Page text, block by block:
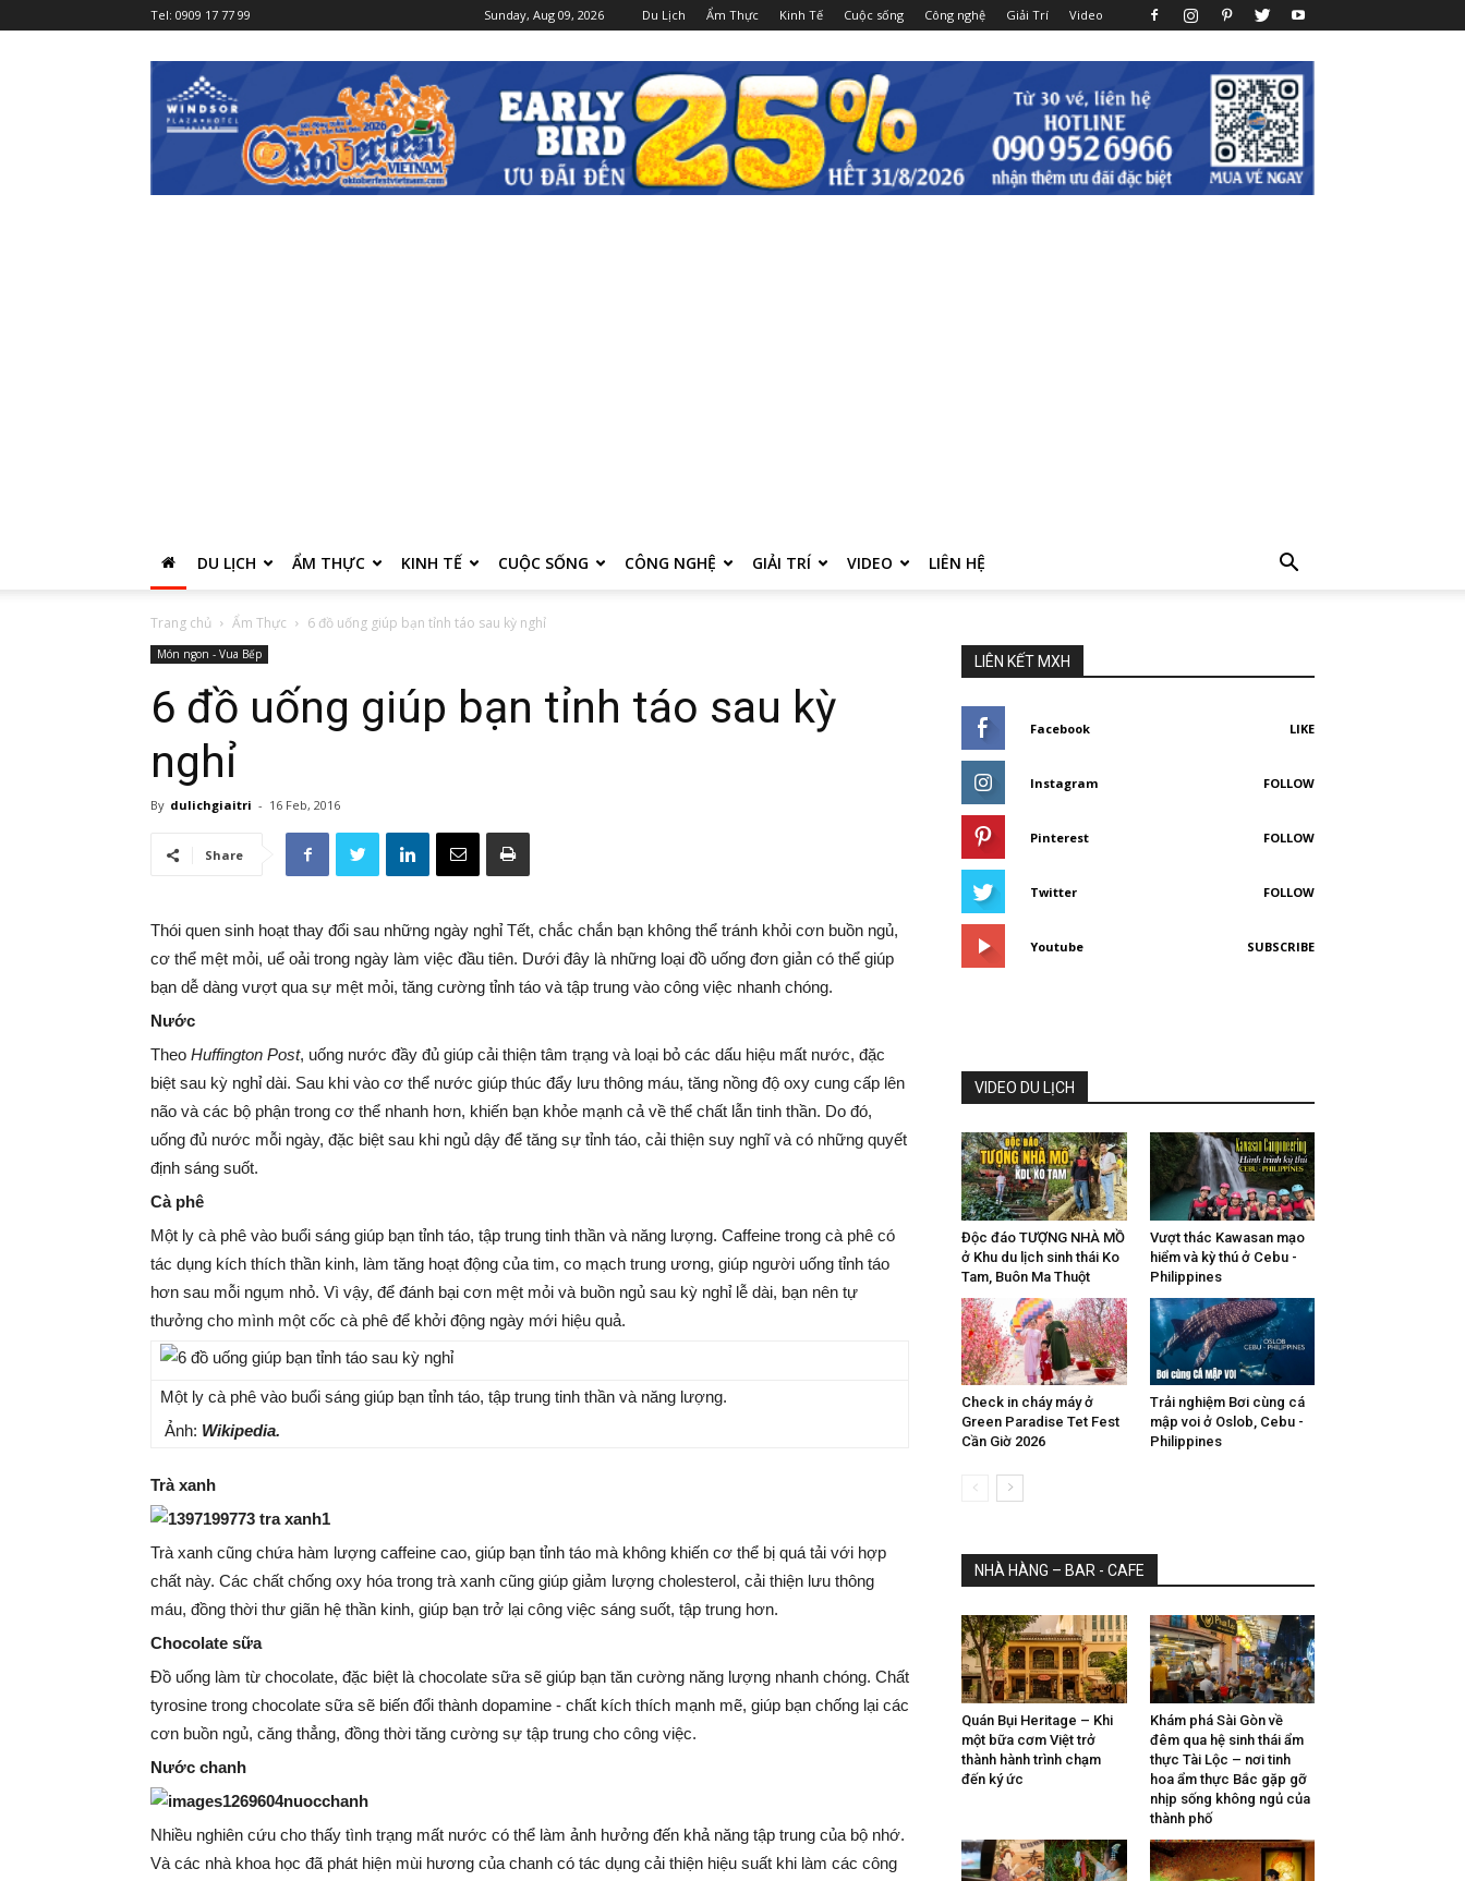
Sunday, Aug 09, 2026 Du Lịch Ẩm Thực Kinh Tế Cuộc sống Công nghệ Giải Trí Video
Tel: 0909 17 77 99
Dulichgiaitri
DU LỊCH ẨM THỰC KINH TẾ CUỘC SỐNG CÔNG NGHỆ GIẢI TRÍ VIDEO LIÊN HỆ
Trang chủ Ẩm Thực 6 đồ uống giúp bạn tỉnh táo sau kỳ nghỉ
Món ngon - Vua Bếp
6 đồ uống giúp bạn tỉnh táo sau kỳ
nghỉ
By dulichgiaitri - 16 Feb, 2016
Share
Thói quen sinh hoạt thay đổi sau những ngày nghỉ Tết, chắc chắn bạn không thể tránh khỏi cơn buồn ngủ,
cơ thể mệt mỏi, uể oải trong ngày làm việc đầu tiên. Dưới đây là những loại đồ uống đơn giản có thể giúp
bạn dễ dàng vượt qua sự mệt mỏi, tăng cường tỉnh táo và tập trung vào công việc nhanh chóng.
Nước
Theo Huffington Post, uống nước đầy đủ giúp cải thiện tâm trạng và loại bỏ các dấu hiệu mất nước, đặc
biệt sau kỳ nghỉ dài. Sau khi vào cơ thể nước giúp thúc đẩy lưu thông máu, tăng nồng độ oxy cung cấp lên
não và các bộ phận trong cơ thể nhanh hơn, khiến bạn khỏe mạnh cả về thể chất lẫn tinh thần. Do đó,
uống đủ nước mỗi ngày, đặc biệt sau khi ngủ dậy để tăng sự tỉnh táo, cải thiện suy nghĩ và có những quyết
định sáng suốt.
Cà phê
Một ly cà phê vào buổi sáng giúp bạn tỉnh táo, tập trung tinh thần và năng lượng. Caffeine trong cà phê có
tác dụng kích thích thần kinh, làm tăng hoạt động của tim, co mạch trung ương, giúp người uống tỉnh táo
hơn sau mỗi ngụm nhỏ. Vì vậy, để đánh bại cơn mệt mỏi và buồn ngủ sau kỳ nghỉ lễ dài, bạn nên tự
thưởng cho mình một cốc cà phê để khởi động ngày mới hiệu quả.
Một ly cà phê vào buổi sáng giúp bạn tỉnh táo, tập trung tinh thần và năng lượng.
Ảnh: Wikipedia.
Trà xanh
Trà xanh cũng chứa hàm lượng caffeine cao, giúp bạn tỉnh táo mà không khiến cơ thể bị quá tải với hợp
chất này. Các chất chống oxy hóa trong trà xanh cũng giúp giảm lượng cholesterol, cải thiện lưu thông
máu, đồng thời thư giãn hệ thần kinh, giúp bạn trở lại công việc sáng suốt, tập trung hơn.
Chocolate sữa
Đồ uống làm từ chocolate, đặc biệt là chocolate sữa sẽ giúp bạn tăn cường năng lượng nhanh chóng. Chất
tyrosine trong chocolate sữa sẽ biến đổi thành dopamine - chất kích thích mạnh mẽ, giúp bạn chống lại các
cơn buồn ngủ, căng thẳng, đồng thời tăng cường sự tập trung cho công việc.
Nước chanh
Nhiều nghiên cứu cho thấy tình trạng mất nước có thể làm ảnh hưởng đến khả năng tập trung của bộ nhớ.
Và các nhà khoa học đã phát hiện mùi hương của chanh có tác dụng cải thiện hiệu suất khi làm các công
LIÊN KẾT MXH
Facebook LIKE
Instagram FOLLOW
Pinterest FOLLOW
Twitter FOLLOW
Youtube SUBSCRIBE
VIDEO DU LỊCH
Độc đáo TƯỢNG NHÀ MỒ
ở Khu du lịch sinh thái Ko
Tam, Buôn Ma Thuột
Vượt thác Kawasan mạo
hiểm và kỳ thú ở Cebu -
Philippines
Check in cháy máy ở
Green Paradise Tet Fest
Cần Giờ 2026
Trải nghiệm Bơi cùng cá
mập voi ở Oslob, Cebu -
Philippines
NHÀ HÀNG – BAR - CAFE
Quán Bụi Heritage – Khi
một bữa cơm Việt trở
thành hành trình chạm
đến ký ức
Khám phá Sài Gòn về
đêm qua hệ sinh thái ẩm
thực Tài Lộc – nơi tinh
hoa ẩm thực Bắc gặp gỡ
nhịp sống không ngủ của
thành phố